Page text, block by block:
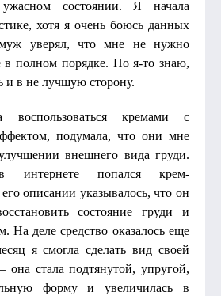
состоянии. Я начала
хотя я очень боюсь данных
уверял, что мне не нужно
в полном порядке. Но я-то знаю,
и в не лучшую сторону.
кремами с
подумала, что они мне
внешнего вида груди.
попался крем-
описании указывалось, что он
состояние груди и
На деле средство оказалось еще
я смогла сделать вид своей
она стала подтянутой, упругой,
форму и увеличилась в